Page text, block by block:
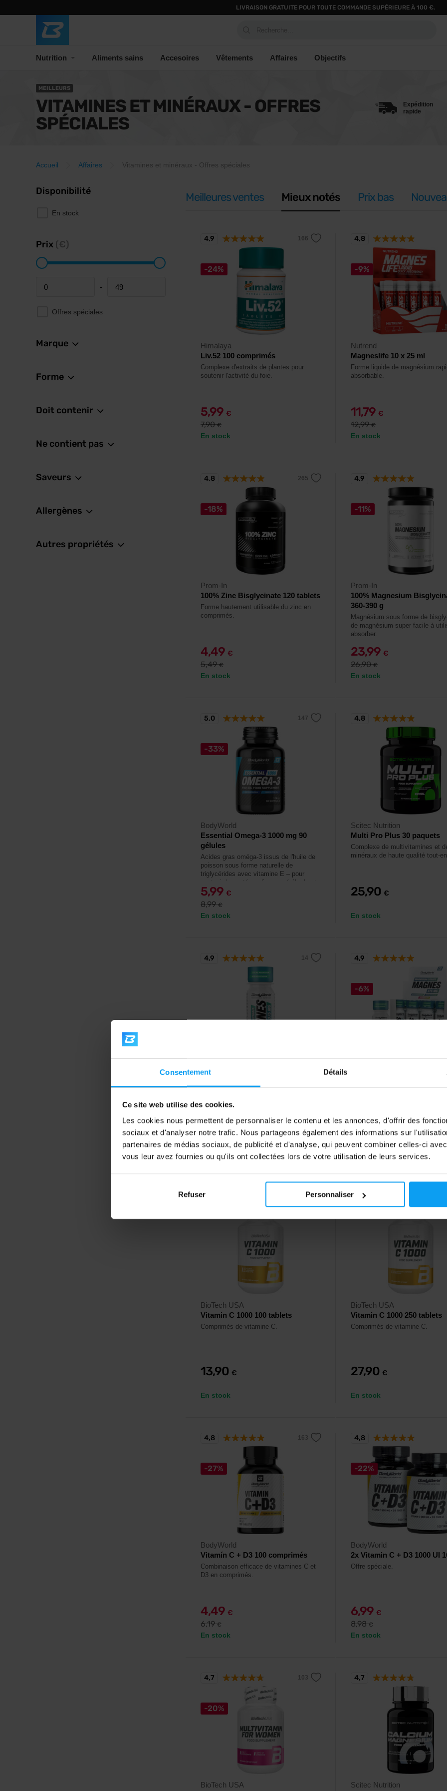
Consentement Détails
Ce site web utilise des cookies.
Les cookies nous permettent de personnaliser le contenu et les annonces, d'offrir des
sociaux et d'analyser notre trafic. Nous partageons également des informations sur
partenaires de médias sociaux, de publicité et d'analyse, qui peuvent combiner celles-ci
vous leur avez fournies ou qu'ils ont collectées lors de votre utilisation de leurs services.
Refuser Personnaliser
LIVRAISON GRATUITE POUR TOUTE COMMANDE SUPÉRIEURE À 100 €.
Nutrition Aliments sains Accesoires Vêtements Affaires Objectifs
MEILLEURS
VITAMINES ET MINÉRAUX - OFFRES
SPÉCIALES
Expédition
rapide
Accueil Affaires Vitamines et minéraux - Offres spéciales
Disponibilité
En stock
Prix (€)
Minimum price -
Maximum price
Offres spéciales
Marque
Forme
Doit contenir
Ne contient pas
Saveurs
Allergènes
Autres propriétés
Meilleures ventes Mieux notés Prix bas
-24%
Himalaya
Liv.52 100 comprimés
Complexe d'extraits de plantes pour
soutenir l'activité du foie.
5,99 €
7,90€
En stock
4,9
-9%
Nutrend
Magneslife 10 x 25 ml
Forme liquide de magnésium
absorbable.
11,79 €
12,99€
En stock
4,8
-18%
Prom-In
100% Zinc Bisglycinate 120 tablets
Forme hautement utilisable du zinc en
comprimés.
4,49 €
5,49€
En stock
4,8
-11%
Prom-In
100% Magnesium
360-390 g
Magnésium sous forme de
de magnésium super facile à
absorber.
23,99 €
26,90€
En stock
4,9
-33%
BodyWorld
Essential Omega-3 1000 mg 90
gélules
Acides gras oméga-3 issus de l'huile de
poisson sous forme naturelle de
triglycérides avec vitamine E – pour
soutenir la santé cardiaque, cérébrale et
visuelle.
5,99 €
8,99€
En stock
5,0
Scitec Nutrition
Multi Pro Plus 30 paquets
Complexe de multivitamines et
minéraux de haute qualité tout-
25,90 €
En stock
4,8
Magnesium Shot 80 ml
Du magnésium, du potassium et de la
la forme d'une dose liquide pratique.
0,95€
En stock
4,9
-6%
Du magnésium, du potassium et
10,68€
11,40€
En stock
4,9
BioTech USA
Vitamin C 1000 100 tablets
Comprimés de vitamine C.
13,90 €
En stock
4,8
BioTech USA
Vitamin C 1000 250 tablets
Comprimés de vitamine C.
27,90 €
En stock
4,8
-27%
BodyWorld
Vitamín C + D3 100 comprimés
Combinaison efficace de vitamines C et
D3 en comprimés.
4,49 €
6,19€
En stock
4,8
-22%
BodyWorld
2x Vitamin C + D3 1000 UI
Offre spéciale.
6,99 €
8,98€
En stock
4,8
-20%
BioTech USA
4,7
Scitec Nutrition
4,7